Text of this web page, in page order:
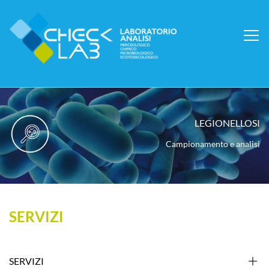
LEGIONELLOSI
Campionamento e analisi
LEGIONELLOSI
Campionamento e analisi
LEGIONELLOSI
Campionamento e analisi
SERVIZI
SERVIZI